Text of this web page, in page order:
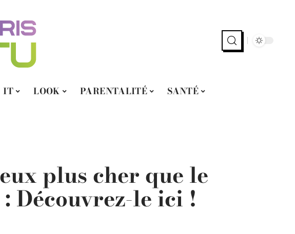
IT LOOK PARENTALITÉ
SANTÉ
plus cher que le
Découvrez-le ici !